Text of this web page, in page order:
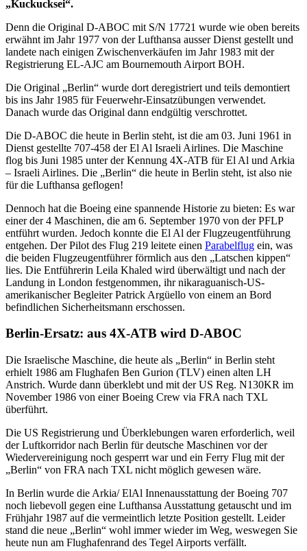
„Kuckucksei“.
Denn die Original D-ABOC mit S/N 17721 wurde wie oben bereits
erwähnt im Jahr 1977 von der Lufthansa ausser Dienst gestellt und
landete nach einigen Zwischenverkäufen im Jahr 1983 mit der
Registrierung EL-AJC am Bournemouth Airport BOH.
Die Original „Berlin“ wurde dort deregistriert und teils demontiert
bis ins Jahr 1985 für Feuerwehr-Einsatzübungen verwendet.
Danach wurde das Original dann endgültig verschrottet.
Die D-ABOC die heute in Berlin steht, ist die am 03. Juni 1961 in
Dienst gestellte 707-458 der El Al Israeli Airlines. Die Maschine
flog bis Juni 1985 unter der Kennung 4X-ATB für El Al und Arkia
– Israeli Airlines. Die „Berlin“ die heute in Berlin steht, ist also nie
für die Lufthansa geflogen!
Dennoch hat die Boeing eine spannende Historie zu bieten: Es war
einer der 4 Maschinen, die am 6. September 1970 von der PFLP
entführt wurden. Jedoch konnte die El Al der Flugzeugentführung
entgehen. Der Pilot des Flug 219 leitete einen Parabelflug ein, was
die beiden Flugzeugentführer förmlich aus den „Latschen kippen“
lies. Die Entführerin Leila Khaled wird überwältigt und nach der
Landung in London festgenommen, ihr nikaraguanisch-US-
amerikanischer Begleiter Patrick Argüello von einem an Bord
befindlichen Sicherheitsmann erschossen.
Berlin-Ersatz: aus 4X-ATB wird D-ABOC
Die Israelische Maschine, die heute als „Berlin“ in Berlin steht
erhielt 1986 am Flughafen Ben Gurion (TLV) einen alten LH
Anstrich. Wurde dann überklebt und mit der US Reg. N130KR im
November 1986 von einer Boeing Crew via FRA nach TXL
überführt.
Die US Registrierung und Überklebungen waren erforderlich, weil
der Luftkorridor nach Berlin für deutsche Maschinen vor der
Wiedervereinigung noch gesperrt war und ein Ferry Flug mit der
„Berlin“ von FRA nach TXL nicht möglich gewesen wäre.
In Berlin wurde die Arkia/ ElAl Innenausstattung der Boeing 707
noch liebevoll gegen eine Lufthansa Ausstattung getauscht und im
Frühjahr 1987 auf die vermeintlich letzte Position gestellt. Leider
stand die neue „Berlin“ wohl immer wieder im Weg, weswegen Sie
heute nun am Flughafenrand des Tegel Airports verfällt.